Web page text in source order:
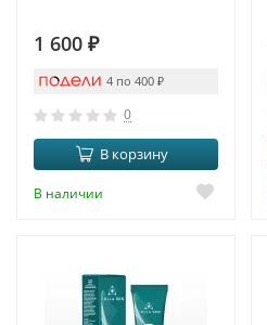
1 600 ₽
4 по 400 ₽
0
В корзину
В наличии